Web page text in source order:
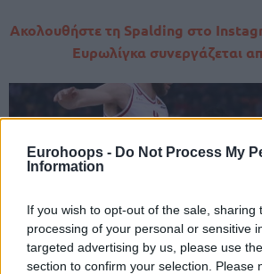
Eurohoops - Do Not Process My
Information
If you wish to opt-out of the sale, sharing
processing of your personal or sensitive
targeted advertising by us, please use
section to confirm your selection. Please
Ακολουθήστε τη Spalding στο
Ευρωλίγκα συνεργάζεται